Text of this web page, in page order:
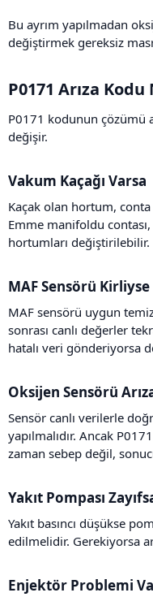
Bu ayrım yapılmadan
değiştirmek gereksiz
P0171 Arıza Kodu
P0171 kodunun çözümü
değişir.
Vakum Kaçağı Varsa​
Kaçak olan hortum, conta
Emme manifoldu
hortumları değiştirilebilir.
MAF Sensörü Kirliyse​
MAF sensörü uygun
sonrası canlı değerler
hatalı veri gönderiyorsa
Oksijen Sensörü
Sensör canlı verilerle
yapılmalıdır. Ancak
zaman sebep değil,
Yakıt Pompası
Yakıt basıncı düşükse
edilmelidir. Gerekiyorsa
Enjektör Problemi